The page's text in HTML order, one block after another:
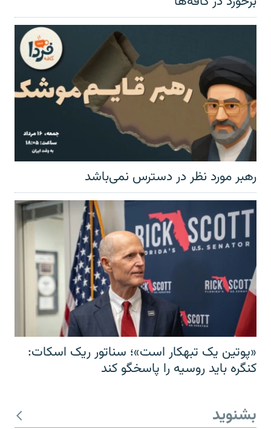
رهبر مورد نظر در دسترس نمی‌باشد
«پوتین یک تبهکار است»؛ سناتور ریک اسکات:
کنگره باید روسیه را پاسخگو کند
بشنوید